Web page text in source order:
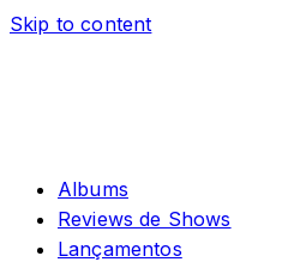
Skip to content
Albums
Reviews de Shows
Lançamentos